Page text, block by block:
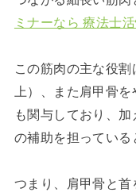
ミナーなら 療法士
この筋肉の主な役
上）、また肩甲骨
も関与しており、
の補助を担っている
つまり、肩甲骨と首